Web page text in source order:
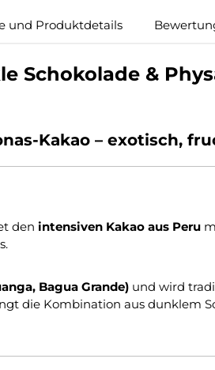
und Produktdetails
Schokolade &
Kakao – exotisch,
den intensiven Kakao aus Peru
Bagua Grande) und wird
die Kombination aus dunklem